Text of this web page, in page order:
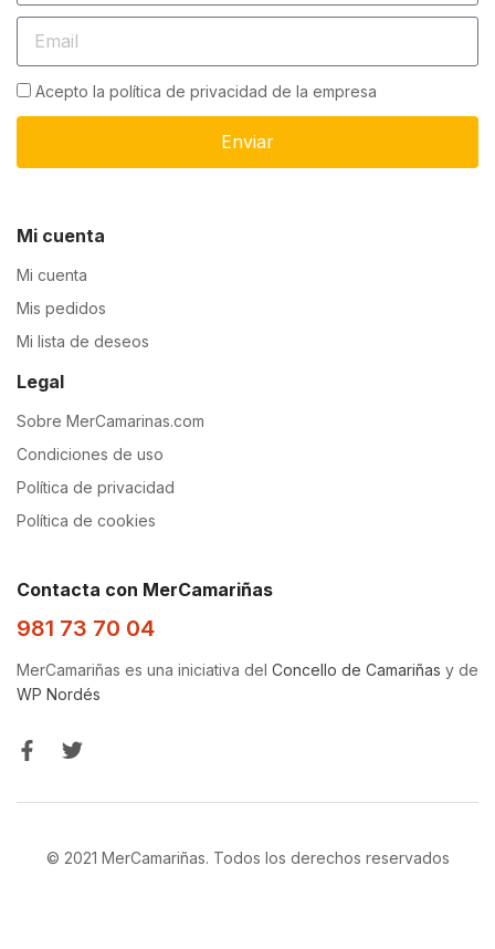
Acepto la política de privacidad de la empresa
Enviar
Mi cuenta
Mi cuenta
Mis pedidos
Mi lista de deseos
Legal
Sobre MerCamarinas.com
Condiciones de uso
Política de privacidad
Política de cookies
Contacta con MerCamariñas
981 73 70 04
MerCamariñas es una iniciativa del Concello de Camariñas y de
WP Nordés
© 2021 MerCamariñas. Todos los derechos reservados